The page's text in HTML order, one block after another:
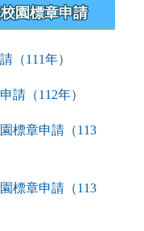
園標章申請
（111年）
請（112年）
標章申請（113
標章申請（113